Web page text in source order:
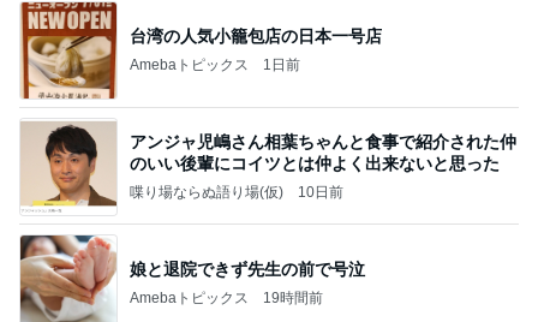
台湾の人気小籠包店の日本一号店
Amebaトピックス 1日前
アンジャ児嶋さん相葉ちゃんと食事で紹介された仲
のいい後輩にコイツとは仲よく出来ないと思った
喋り場ならぬ語り場(仮) 10日前
娘と退院できず先生の前で号泣
Amebaトピックス 19時間前